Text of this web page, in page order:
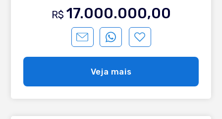
excelente opção para quem busca conforto e contato
com a natureza. Distribuída em: - 5 suítes; - Suite master
com varanda; - Lavabo; - Hall de entrada; - Living
integrado com deck; - Sala de estar com lareira; - Sala de
jantar; - Sala de TV; - Cozinha planejada com ilha; -
Churrasqueira; - Lavanderia; - Mezanino; - Jardim de
inverno; - Pátio fundos; - Ares condicionados K7
instalados; - Esquadrias de PVC e vidros duplos; - 2
vagas de garagem. Entre em contato e saiba mais!
R$ 17.000.000,00
Veja mais